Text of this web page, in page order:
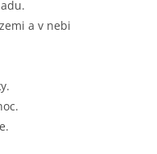
a v nebi